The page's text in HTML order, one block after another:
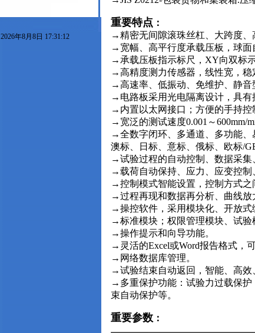
2026年8月8日 17:31:12
重要特点 ：
→精密无间隙滚珠丝杠、大跨度、
→宽幅、高平行度承载压板，球面
→承载压板指示标尺，XY向双标
→高精度测力传感器，线性宽，稳
→高速率、低振动、免维护、静音
→电路板采用光电隔离设计，具有
→内置以太网接口；方便的手持控
→宽泛的测试速度0.001～600mm/
→全数字闭环、多通道、多功能、
澳标、日标、意标、俄标、欧标/
→试验过程的自动控制、数据采集
→载荷自动保持、应力、应变控制
→控制模式智能设置，控制方式之
→过程再现和数据再分析、曲线放
→操控软件，采用模块化、开放式
→标准模块；权限管理模块、试验
→操作提示和向导功能。
→灵活的Excel或Word报告格式，
→网络数据库管理。
→试验结束自动返回，智能、高效
→多重保护功能：试验力过载保
束自动保护等。
重要参数：